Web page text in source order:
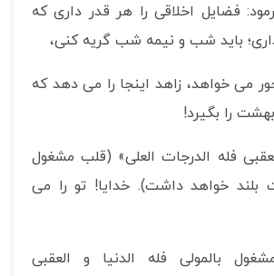
فضایل اخلاقی را هر قدر داری که
باید شب و نیمه شب گریه کنی،
می خواهد، زاهد اینجا را می دهد که
را بگیرد!
فله الدرجات العلی» (قلب مشغول
بلند خواهد داشت). خدایا! تو را می
بالمولی فله الدنیا و العقبی